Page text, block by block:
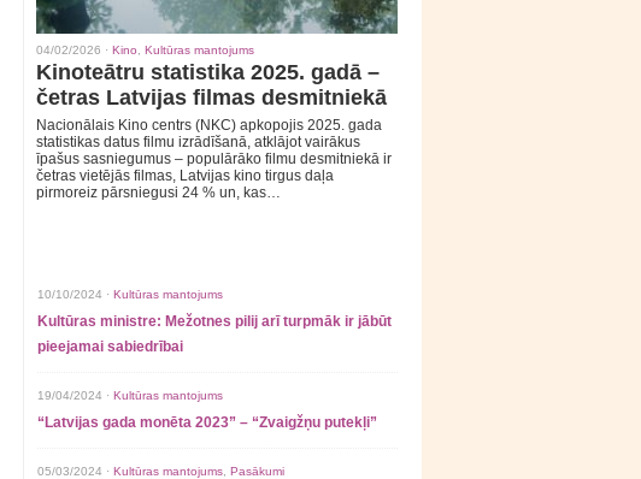
04/02/2026 · Kino Kultūras mantojums
Kinoteātru statistika 2025. gadā –
četras Latvijas filmas desmitniekā
Nacionālais Kino centrs (NKC) apkopojis 2025. gada
statistikas datus filmu izrādīšanā, atklājot vairākus
īpašus sasniegumus – populārāko filmu desmitniekā ir
četras vietējās filmas, Latvijas kino tirgus daļa
pirmoreiz pārsniegusi 24 % un, kas…
10/10/2024 · Kultūras mantojums
Kultūras ministre: Mežotnes pilij arī turpmāk ir jābūt
pieejamai sabiedrībai
19/04/2024 · Kultūras mantojums
“Latvijas gada monēta 2023” – “Zvaigžņu putekļi”
05/03/2024 · Kultūras mantojums Pasākumi